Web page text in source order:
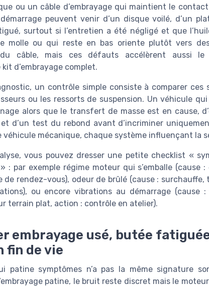
ou un câble d’embrayage qui maintient le
peuvent venir d’un disque voilé, d’un
surtout si l’entretien a été négligé et que
molle ou qui reste en bas oriente plutôt vers
câble, mais ces défauts accélèrent aussi
d’embrayage complet.
un contrôle simple consiste à comparer ces
ou les ressorts de suspension. Un véhicule
alors que le transfert de masse est en cause,
d’un test du rebond avant d’incriminer
véhicule mécanique, chaque système influençant la
vous pouvez dresser une petite checklist «
: par exemple régime moteur qui s’emballe (cause
de rendez-vous), odeur de brûlé (cause :
ou encore vibrations au démarrage
terrain plat, action : contrôle en atelier).
embrayage usé, butée
fin de vie
patine symptômes n’a pas la même signature
patine, le bruit reste discret mais le